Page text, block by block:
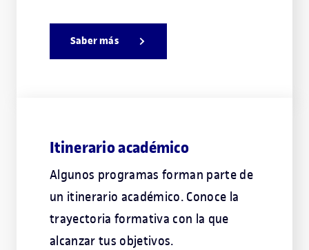
Saber más
Itinerario académico
Algunos programas forman parte de
un itinerario académico. Conoce la
trayectoria formativa con la que
alcanzar tus objetivos.